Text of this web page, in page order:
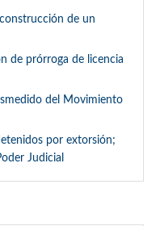
de un
de prórroga de licencia
del Movimiento
por extorsión;
Judicial